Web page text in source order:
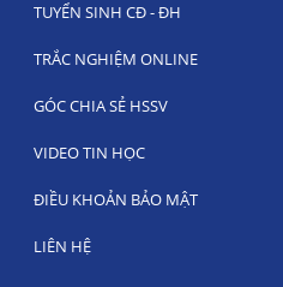
TUYỂN SINH CĐ - ĐH
TRẮC NGHIỆM ONLINE
GÓC CHIA SẺ HSSV
VIDEO TIN HỌC
ĐIỀU KHOẢN BẢO MẬT
LIÊN HỆ